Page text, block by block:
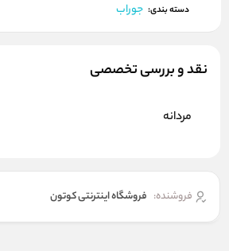
دسته بندی: جوراب
نقد و بررسی تخصصی
مردانه
فروشنده: فروشگاه اینترنتی کوتون